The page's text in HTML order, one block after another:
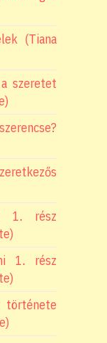
(Tiana
szeretet
1. rész
1. rész
története